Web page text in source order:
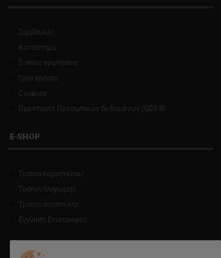
Συμβουλές
Κατάστημα
Συχνές ερωτήσεις
Όροι χρήσης
Cookies
Προστασία Προσωπικών δεδομένων (GDPR)
E-SHOP
Τρόποι παραγγελίας
Τρόποι πληρωμής
Τρόποι αποστολής
Εγγύηση Επιστροφές
ΤΡΟΠΟΙ ΑΠΟΣΤΟΛΗΣ